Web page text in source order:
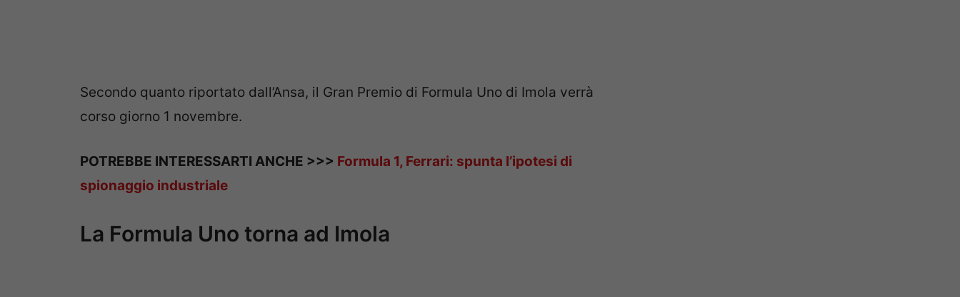
Secondo quanto riportato dall’Ansa, il Gran Premio di Formula Uno di Imola verrà
corso giorno 1 novembre.
POTREBBE INTERESSARTI ANCHE >>> Formula 1, Ferrari: spunta l’ipotesi di
spionaggio industriale
La Formula Uno torna ad Imola